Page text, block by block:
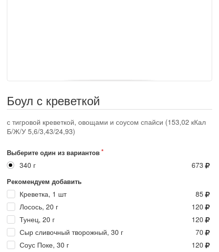
Боул с креветкой
с тигровой креветкой, овощами и соусом спайси (153,02 кКал
Б/Ж/У 5,6/3,43/24,93)
Выберите один из вариантов
340 г 673
Рекомендуем добавить
Креветка, 1 шт
85
Лосось, 20 г
120
Тунец, 20 г
120
Сыр сливочный творожный, 30 г
70
Соус Поке, 30 г
120